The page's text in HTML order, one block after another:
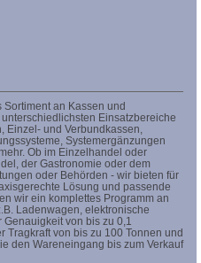
an Kassen und
Einsatzbereiche
Einzel- und Verbundkassen,
Systemergänzungen
Ob im Einzelhandel oder
der Gastronomie oder dem
oder Behörden - wir bieten für
Lösung und passende
wir ein komplettes Programm an
Ladenwagen, elektronische
von bis zu 0,1
Tragkraft von bis zu 100 Tonnen und
den Wareneingang bis zum Verkauf